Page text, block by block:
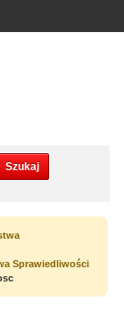
Sprawiedliwości